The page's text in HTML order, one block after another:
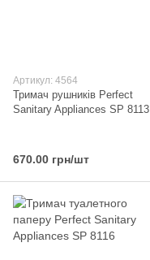
Артикул: 4564
Тримач рушників Perfect
Sanitary Appliances SP 8113
670.00 грн/шт